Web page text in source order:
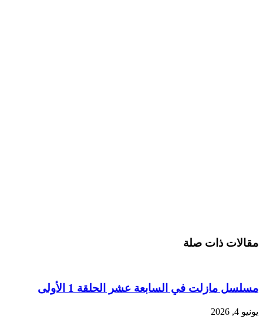
مقالات ذات صلة
مسلسل مازلت في السابعة عشر الحلقة 1 الأولى
يونيو 4, 2026